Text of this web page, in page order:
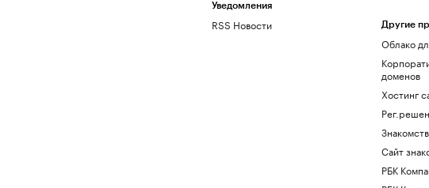
Уведомления
RSS Новости Другие
Облако
доменов
Хостинг
Сайт
РБК